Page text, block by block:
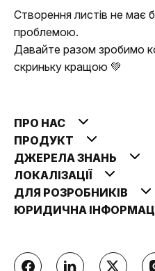
Створення листів не має
проблемою.
Давайте разом зробимо
скриньку кращою 💚
ПРО НАС
ПРОДУКТ
ДЖЕРЕЛА ЗНАНЬ
ЛОКАЛІЗАЦІЇ
ДЛЯ РОЗРОБНИКІВ
ЮРИДИЧНА